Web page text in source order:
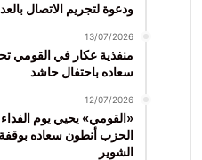
ودعوة لتجريم الاتصال
13/07/2026
سعاده باحتفال حاشد
12/07/2026
«القومي» يحيي يوم
الحزب أنطون سعاده
الشوير